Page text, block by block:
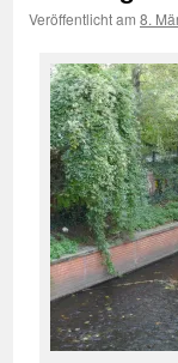
Veröffentlicht am 8.